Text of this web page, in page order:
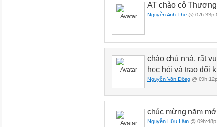
AT chào cô
Nguyễn Anh Thư @ 07h:33p
chào chủ nhà. rất
học hỏi và trao đổi
Nguyễn Văn Đông @
chúc mừng năm
Nguyễn Hữu Lâm @